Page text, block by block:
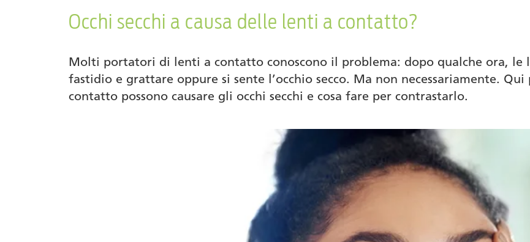
Occhi secchi a causa delle lenti a contatto?
Molti portatori di lenti a contatto conoscono il problema: dopo qualche ora, le
fastidio e grattare oppure si sente l’occhio secco. Ma non necessariamente.
contatto possono causare gli occhi secchi e cosa fare per contrastarlo.